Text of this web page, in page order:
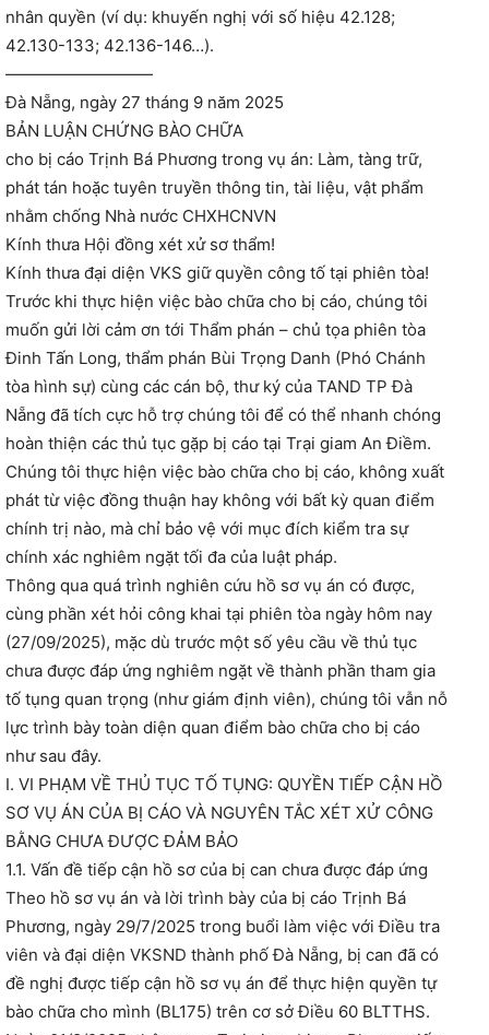
nhân quyền (ví dụ: khuyến nghị với số hiệu 42.128;
42.130-133; 42.136-146…).
—————————
Đà Nẵng, ngày 27 tháng 9 năm 2025
BẢN LUẬN CHỨNG BÀO CHỮA
cho bị cáo Trịnh Bá Phương trong vụ án: Làm, tàng trữ,
phát tán hoặc tuyên truyền thông tin, tài liệu, vật phẩm
nhằm chống Nhà nước CHXHCNVN
Kính thưa Hội đồng xét xử sơ thẩm!
Kính thưa đại diện VKS giữ quyền công tố tại phiên tòa!
Trước khi thực hiện việc bào chữa cho bị cáo, chúng tôi
muốn gửi lời cảm ơn tới Thẩm phán – chủ tọa phiên tòa
Đinh Tấn Long, thẩm phán Bùi Trọng Danh (Phó Chánh
tòa hình sự) cùng các cán bộ, thư ký của TAND TP Đà
Nẵng đã tích cực hỗ trợ chúng tôi để có thể nhanh chóng
hoàn thiện các thủ tục gặp bị cáo tại Trại giam An Điềm.
Chúng tôi thực hiện việc bào chữa cho bị cáo, không xuất
phát từ việc đồng thuận hay không với bất kỳ quan điểm
chính trị nào, mà chỉ bảo vệ với mục đích kiểm tra sự
chính xác nghiêm ngặt tối đa của luật pháp.
Thông qua quá trình nghiên cứu hồ sơ vụ án có được,
cùng phần xét hỏi công khai tại phiên tòa ngày hôm nay
(27/09/2025), mặc dù trước một số yêu cầu về thủ tục
chưa được đáp ứng nghiêm ngặt về thành phần tham gia
tố tụng quan trọng (như giám định viên), chúng tôi vẫn nỗ
lực trình bày toàn diện quan điểm bào chữa cho bị cáo
như sau đây.
I. VI PHẠM VỀ THỦ TỤC TỐ TỤNG: QUYỀN TIẾP CẬN HỒ
SƠ VỤ ÁN CỦA BỊ CÁO VÀ NGUYÊN TẮC XÉT XỬ CÔNG
BẰNG CHƯA ĐƯỢC ĐẢM BẢO
1.1. Vấn đề tiếp cận hồ sơ của bị can chưa được đáp ứng
Theo hồ sơ vụ án và lời trình bày của bị cáo Trịnh Bá
Phương, ngày 29/7/2025 trong buổi làm việc với Điều tra
viên và đại diện VKSND thành phố Đà Nẵng, bị can đã có
đề nghị được tiếp cận hồ sơ vụ án để thực hiện quyền tự
bào chữa cho mình (BL175) trên cơ sở Điều 60 BLTTHS.